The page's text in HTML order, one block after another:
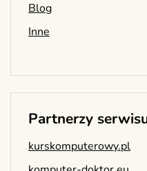
Blog
Inne
Partnerzy
kurskomputerowy.pl